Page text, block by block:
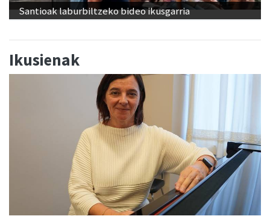
Santioak laburbiltzeko bideo ikusgarria
Ikusienak